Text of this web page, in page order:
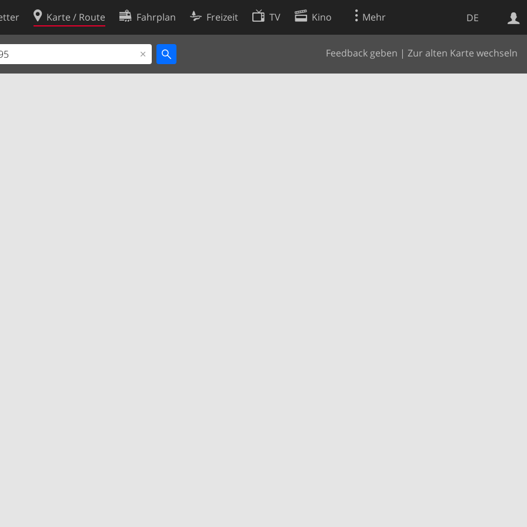
DE
Karte / Route Fahrplan Freizeit TV Kino Mehr
Feedback geben | Zur alten Karte wechseln
Websuche
Cookie-Richtlinie
Cookie-Einstellungen